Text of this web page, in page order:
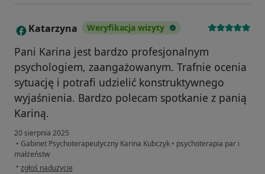
K Katarzyna Weryfikacja wizyty
Pani Karina jest bardzo profesjonalnym
psychologiem, zaangażowanym. Trafnie ocenia
sytuację i potrafi udzielić konstruktywnego
wyjaśnienia. Bardzo polecam spotkanie z panią
Kariną.
20 sierpnia 2025
• Gabinet Psychoterapeutyczny Karina Kubczyk • psychoterapia par i
małżeństw
• w opinii użytkownika Katarzyna
zgłoś nadużycie